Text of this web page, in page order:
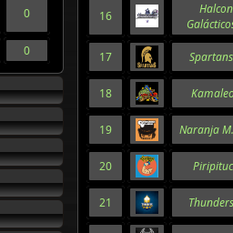
0
0
16
17
18
19 Naranja
20
21